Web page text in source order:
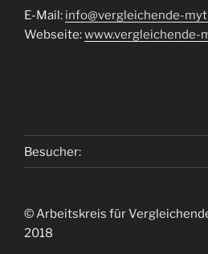
E-Mail: info@vergleichende-
Webseite:www.vergleichende-
Besucher:
© Arbeitskreis für
2018